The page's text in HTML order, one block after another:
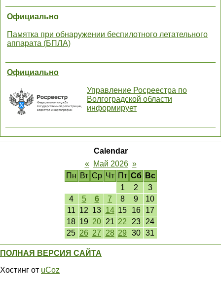
Официально
Памятка при обнаружении беспилотного летательного
аппарата (БПЛА)
Официально
Управление Росреестра по
Волгоградской области
информирует
Calendar
«
Май 2026 »
Пн Вт Ср Чт Пт Сб
Вс
1
2
3
4
5 6 7 8 9
10
11 12 13 14 15 16
17
18 19 20 21 22 23
24
25 26 27 28 29 30 31
ПОЛНАЯ ВЕРСИЯ САЙТА
Хостинг от uCoz